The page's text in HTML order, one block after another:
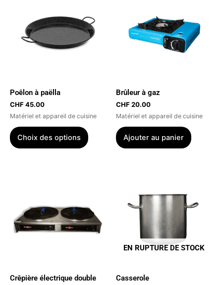
Poêlon à paëlla
CHF45.00
Matériel et appareil de cuisine
Choix des options
plusieurs
variations.
la
page
du
Brûleur à gaz
CHF20.00
Matériel et appareil de cuisine
Ajouter au panier
Crêpière électrique double
EN RUPTURE DE STOCK
Casserole